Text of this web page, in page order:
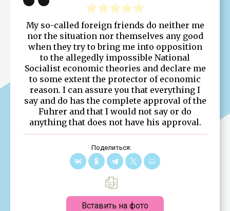
My so-called foreign friends do neither me
nor the situation nor themselves any good
when they try to bring me into opposition
to the allegedly impossible National
Socialist economic theories and declare me
to some extent the protector of economic
reason. I can assure you that everything I
say and do has the complete approval of the
Fuhrer and that I would not say or do
anything that does not have his approval.
Поделиться:
Вставить на фото